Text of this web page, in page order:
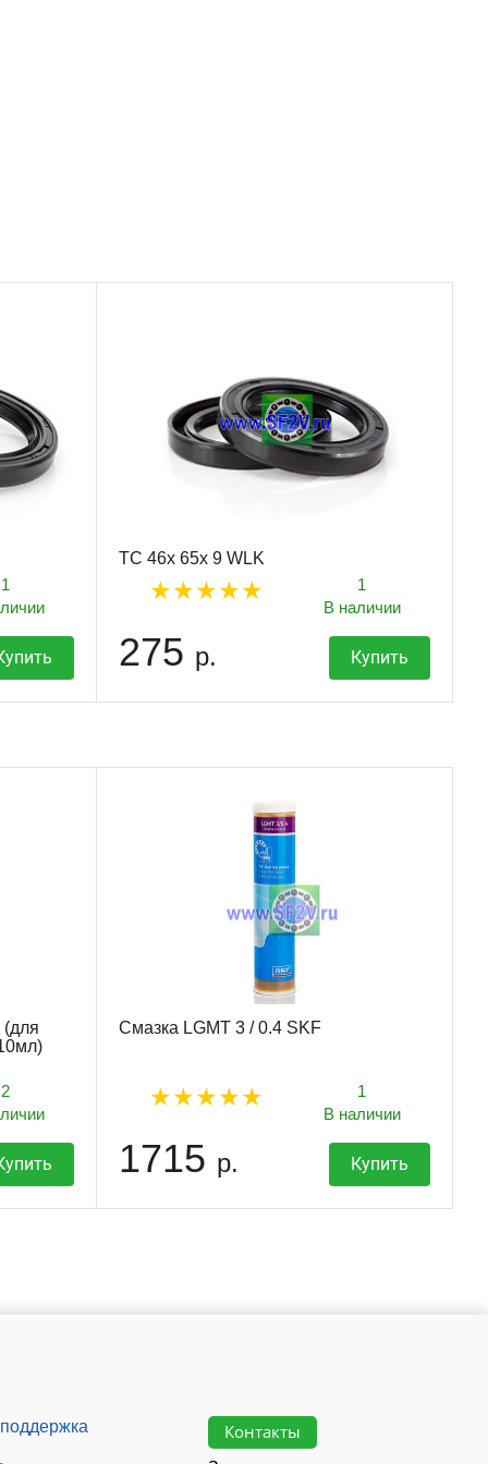
1
TC 46x 65x 9 WLK
1
В наличии
275 р. Купить
(для
2
Смазка LGMT 3 / 0.4 SKF
1
В наличии
1715 р. Купить
Контакты